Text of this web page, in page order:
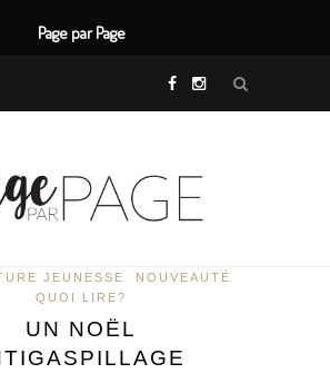
JEUNESSE
NOUVEAUTÉ
QUOI LIRE?
UN NOËL
Page par Page